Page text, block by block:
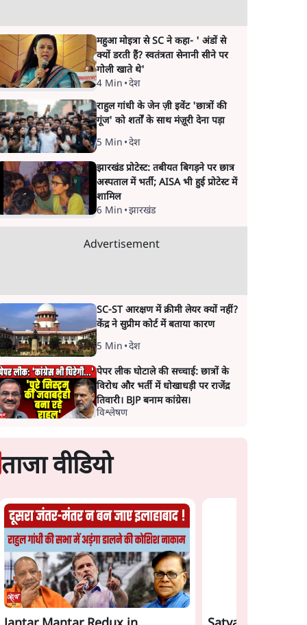
महुआ मोइत्रा से SC ने कहा- ' अंडों से
क्यों डरती हैं? स्वतंत्रता सेनानी सीने पर
गोली खाते थे'
4 Min •देश
राहुल गांधी के जेन ज़ी इवेंट 'छात्रों की
गूंज' को शर्तों के साथ मंज़ूरी देना पड़ा
5 Min •देश
झारखंड प्रोटेस्ट: तबीयत बिगड़ने पर छात्र
अस्पताल में भर्ती; AISA भी हुई प्रोटेस्ट में
शामिल
6 Min •झारखंड
Advertisement
SC-ST आरक्षण में क्रीमी लेयर क्यों नहीं?
केंद्र ने सुप्रीम कोर्ट में बताया कारण
5 Min •देश
पेपर लीक घोटाले की सच्चाई: छात्रों के
विरोध और भर्ती में धोखाधड़ी पर राजेंद्र
तिवारी। BJP बनाम कांग्रेस।
विश्लेषण
ताजा वीडियो